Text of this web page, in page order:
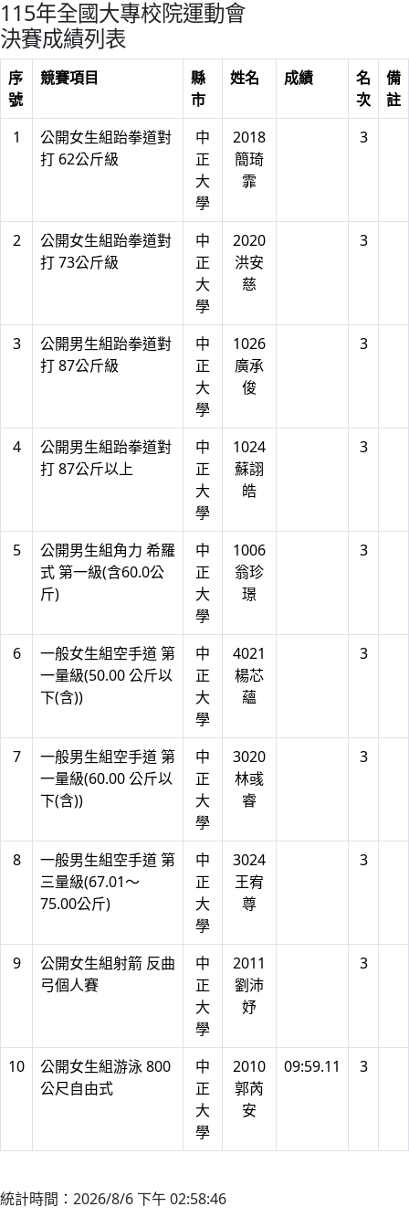
115年全國大專校院運動會
決賽成績列表
序
號
競賽項目
縣
市
姓名 成績
名
次
備
註
1
公開女生組跆拳道對
打 62公斤級
中
正
大
學
2018
簡琦
霏
3
2
公開女生組跆拳道對
打 73公斤級
中
正
大
學
2020
洪安
慈
3
3
公開男生組跆拳道對
打 87公斤級
中
正
大
學
1026
廣承
俊
3
4
公開男生組跆拳道對
打 87公斤以上
中
正
大
學
1024
蘇詡
皓
3
5
公開男生組角力 希羅
式 第一級(含60.0公
斤)
中
正
大
學
1006
翁珍
璟
3
6
一般女生組空手道 第
一量級(50.00 公斤以
下(含))
中
正
大
學
4021
楊芯
蘊
3
7
一般男生組空手道 第
一量級(60.00 公斤以
下(含))
中
正
大
學
3020
林彧
睿
3
8
一般男生組空手道 第
三量級(67.01～
75.00公斤)
中
正
大
學
3024
王宥
尊
3
9
公開女生組射箭 反曲
弓個人賽
中
正
大
學
2011
劉沛
妤
3
10
公開女生組游泳 800
公尺自由式
中
正
大
學
2010
郭芮
安
09:59.11 3
統計時間：2026/8/6 下午 02:58:46